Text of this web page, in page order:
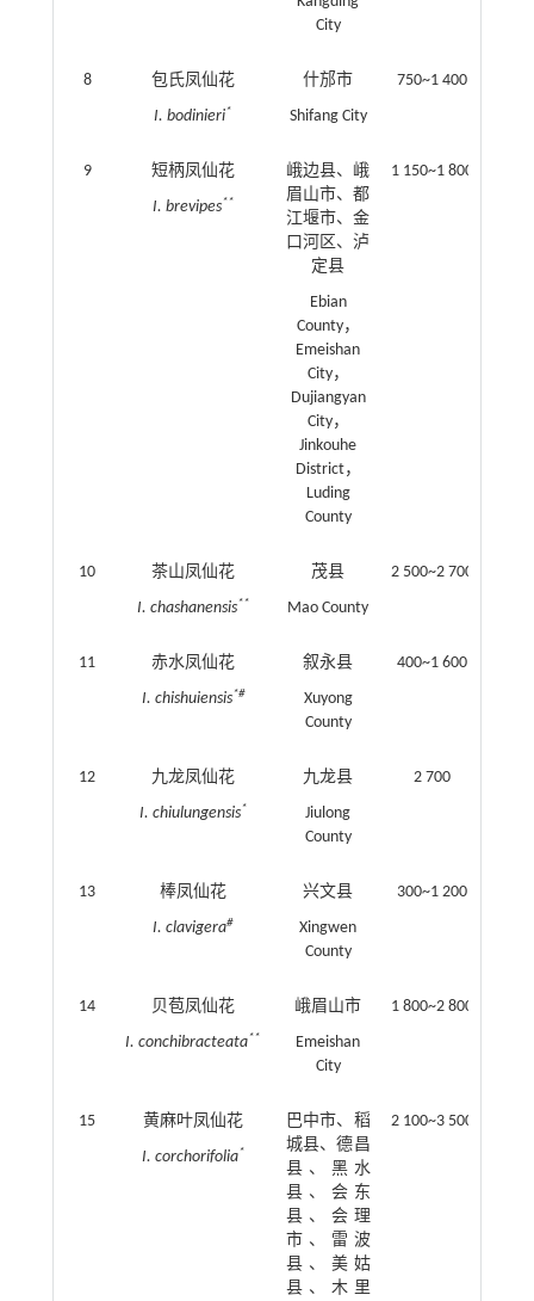
City
8
包氏凤仙花
I. bodinieri*
什邡市
Shifang City
750~1 400
9
短柄凤仙花
I. brevipes**
峨边县、峨
眉山市、都
江堰市、金
口河区、泸
定县
Ebian
County，
Emeishan
City，
Dujiangyan
City，
Jinkouhe
District，
Luding
County
1 150~1 800
10
茶山凤仙花
I. chashanensis**
茂县
Mao County
2 500~2 700
11
赤水凤仙花
I. chishuiensis*#
叙永县
Xuyong
County
400~1 600
12
九龙凤仙花
I. chiulungensis*
九龙县
Jiulong
County
2 700
13
棒凤仙花
I. clavigera#
兴文县
Xingwen
County
300~1 200
14
贝苞凤仙花
I. conchibracteata**
峨眉山市
Emeishan
City
1 800~2 800
15
黄麻叶凤仙花
I. corchorifolia*
巴中市、稻
城县、德昌
县、黑水
县、会东
县、会理
市、雷波
县、美姑
县、木里
2 100~3 500